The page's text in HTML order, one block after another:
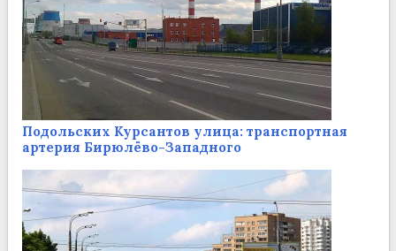
Подольских Курсантов улица: транспортная
артерия Бирюлёво-Западного